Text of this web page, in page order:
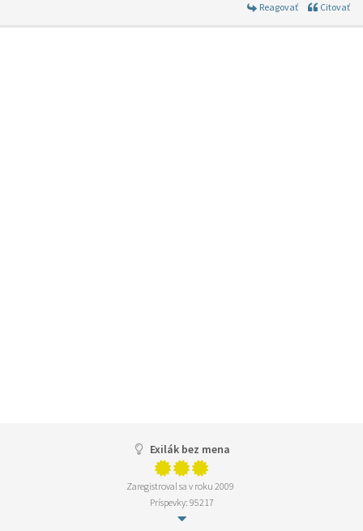
Reagovať Citovať
Exilák bez mena
Zaregistroval sa v roku 2009
Príspevky: 95217